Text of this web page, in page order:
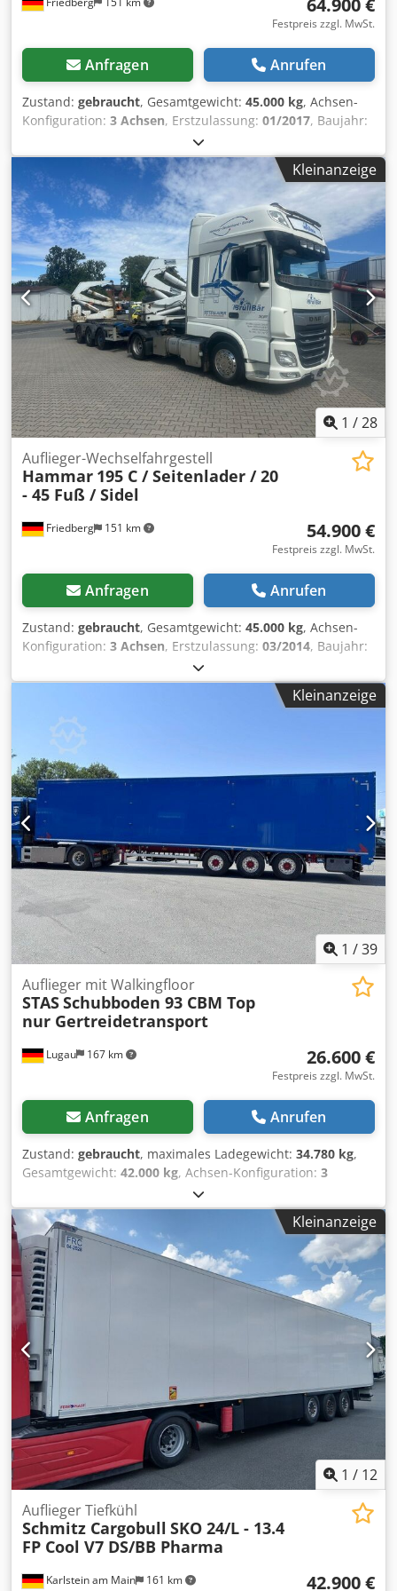
Festpreis zzgl. MwSt.
Anfragen Anrufen
Zustand: gebraucht, Gesamtgewicht: 45.000 kg, Achsen-
Konfiguration: 3 Achsen, Erstzulassung: 01/2017, Baujahr:
ABS, Kran, * Hammar 155 C Seitenlader
Crjdszr Tm Sjpfx Aatof * EZ: 01-2017 * inkl.
Funkfernbedienung * Für 20 - 45 Fuß Container * Chassie
Teleskopierbar * Lenkachse * BPW Achsen * Drucker * LG:
11.730 kg * mehr Bilder und Videos per Whatsapp *
Angaben ohne Gewähr und Zwischenverkauf vorbehalten.
Kleinanzeige
1 /28
Friedberg 151 km
Auflieger-Wechselfahrgestell
Hammar 195 C / Seitenlader / 20
- 45 Fuß / Sidel
54.900 €
Festpreis zzgl. MwSt.
Anfragen Anrufen
Zustand: gebraucht, Gesamtgewicht: 45.000 kg, Achsen-
Konfiguration: 3 Achsen, Erstzulassung: 03/2014, Baujahr:
ABS, Kran, * Hammar 195 C Seitenlader
* EZ: 03-2014 * inkl. Funkfernbedienung * Für 20 - 45 Fuß
Container * Chassie Teleskopierbar Codpfx Aozr Tm Ejatjrf
* Lenkachse * BPW Achsen * Drucker * LG: 11.520 kg *
mehr Bilder und Videos per Whatsapp * Angaben ohne
Gewähr und Zwischenverkauf vorbehalten.
Kleinanzeige
1 /39
Lugau 167 km
Auflieger mit Walkingfloor
STASSchubboden 93 CBM Top
nur Gertreidetransport
26.600 €
Festpreis zzgl. MwSt.
Anfragen Anrufen
Zustand: gebraucht, maximales Ladegewicht: 34.780 kg,
Gesamtgewicht: 42.000 kg, Achsen-Konfiguration: 3
07/2019
m³, Baujahr:2019, Ausstattung:ABS, Top gepflegter
Schubbodenauflieger Stas hab bis heute nur Getreide
transportiert. Ausstattung: Schubboden wie neu Rollplane
Podest für Rollplane an der Stirnwand Liftachse Alu-
Alcoafelgen Einzelradkotflügel Hebe und Senkventiel
elektronische Luftsteuerung mitlaufende Wand
Dachspriegen Gerteideschieber in der Rückwandtür
Kurbelabstützung Crjdjzr Tlnopfx Aatsf Werkzeugkasten 1
Stück Kabelfernbedienung 1 Stück Funkfernbedienung
Reifenzustand ca.:70% Fehler und Zwischenverkauf
vorbehalten!!
Kleinanzeige
1 / 12
Karlstein am Main 161 km
Auflieger Tiefkühl
Schmitz Cargobull SKO 24/L - 13.4
FP Cool V7 DS/BB Pharma
42.900 €